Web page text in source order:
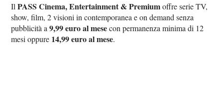
IlPASS Cinema, Entertainment & Premiumoffre serie TV,
show, film, 2 visioni in contemporanea e on demand senza
pubblicità a9,99 euro al mesecon permanenza minima di 12
mesi oppure 14,99 euro al mese.